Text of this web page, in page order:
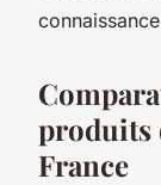
produits
France